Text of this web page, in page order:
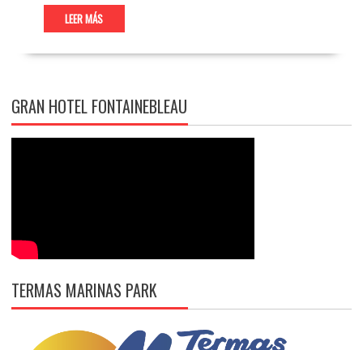
LEER MÁS
GRAN HOTEL FONTAINEBLEAU
TERMAS MARINAS PARK